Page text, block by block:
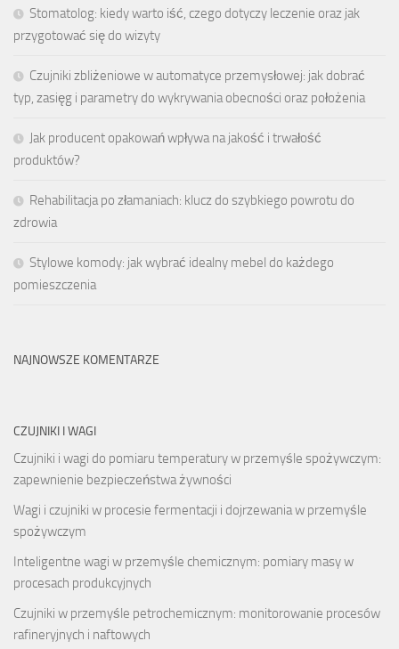
Stomatolog: kiedy warto iść, czego dotyczy leczenie oraz jak
przygotować się do wizyty
Czujniki zbliżeniowe w automatyce przemysłowej: jak dobrać
typ, zasięg i parametry do wykrywania obecności oraz położenia
Jak producent opakowań wpływa na jakość i trwałość
produktów?
Rehabilitacja po złamaniach: klucz do szybkiego powrotu do
zdrowia
Stylowe komody: jak wybrać idealny mebel do każdego
pomieszczenia
NAJNOWSZE KOMENTARZE
CZUJNIKI I WAGI
Czujniki i wagi do pomiaru temperatury w przemyśle spożywczym:
zapewnienie bezpieczeństwa żywności
Wagi i czujniki w procesie fermentacji i dojrzewania w przemyśle
spożywczym
Inteligentne wagi w przemyśle chemicznym: pomiary masy w
procesach produkcyjnych
Czujniki w przemyśle petrochemicznym: monitorowanie procesów
rafineryjnych i naftowych